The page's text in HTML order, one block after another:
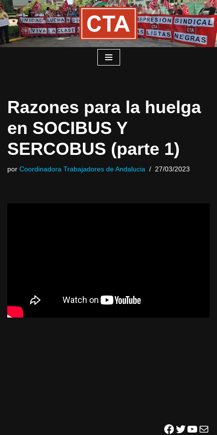
Saltar
al
contenido
Razones para la huelga
en SOCIBUS Y
SERCOBUS (parte 1)
por Coordinadora Trabajadores de Andalucia 27/03/2023